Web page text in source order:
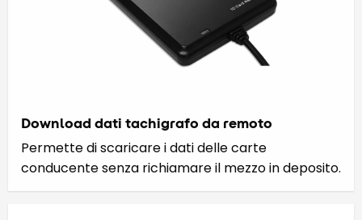
Download dati tachigrafo da remoto
Permette di scaricare i dati delle carte
conducente senza richiamare il mezzo in deposito.